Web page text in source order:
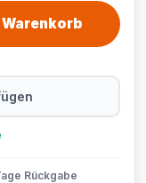
Warenkorb
Rückgabe